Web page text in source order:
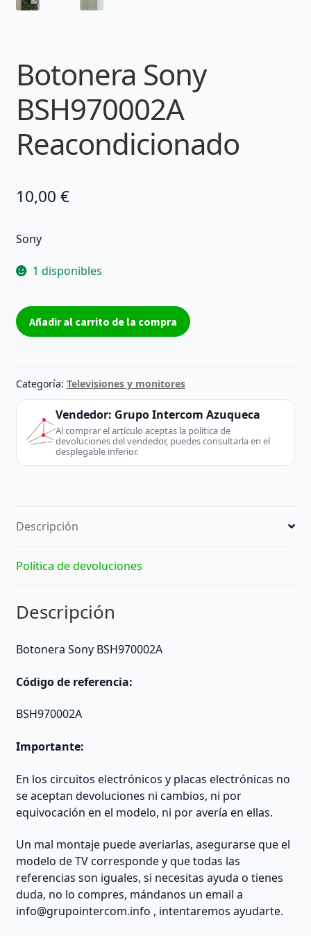
Botonera Sony
BSH970002A
Reacondicionado
10,00 €
Sony
1 disponibles
Botonera
Sony
cantidad
Añadir al carrito de la compra
Categoría: Televisiones y monitores
Vendedor: Grupo Intercom Azuqueca
Al comprar el artículo aceptas la política de
devoluciones del vendedor, puedes consultarla en el
desplegable inferior.
Descripción
Política de devoluciones
Descripción
Botonera Sony BSH970002A
Código de referencia:
BSH970002A
Importante:
En los circuitos electrónicos y placas electrónicas no
se aceptan devoluciones ni cambios, ni por
equivocación en el modelo, ni por avería en ellas.
Un mal montaje puede averiarlas, asegurarse que el
modelo de TV corresponde y que todas las
referencias son iguales, si necesitas ayuda o tienes
duda, no lo compres, mándanos un email a
info@grupointercom.info , intentaremos ayudarte.